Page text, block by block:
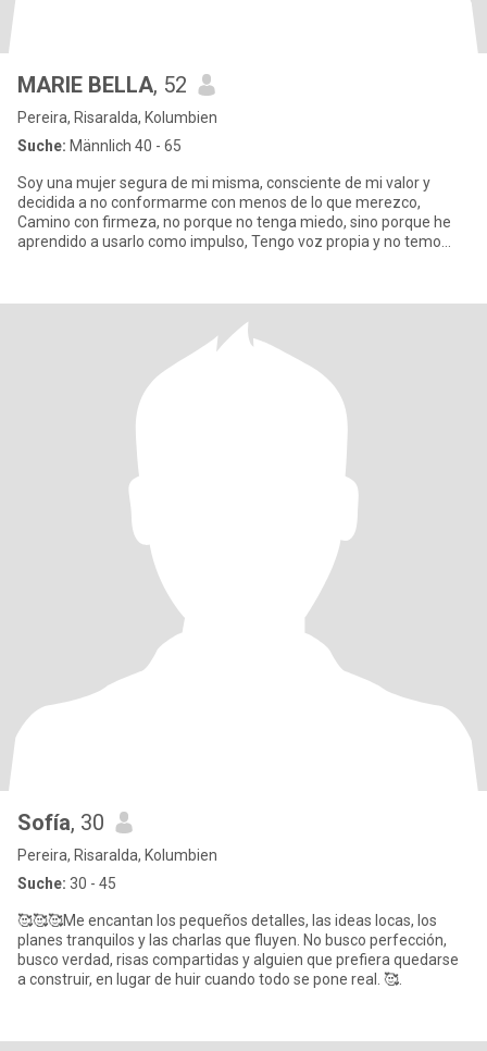
MARIE BELLA, 52
Pereira, Risaralda, Kolumbien
Suche: Männlich 40 - 65
Soy una mujer segura de mi misma, consciente de mi valor y
decidida a no conformarme con menos de lo que merezco,
Camino con firmeza, no porque no tenga miedo, sino porque he
aprendido a usarlo como impulso, Tengo voz propia y no temo
Sofía, 30
Pereira, Risaralda, Kolumbien
Suche: 30 - 45
🥰🥰🥰Me encantan los pequeños detalles, las ideas locas, los
planes tranquilos y las charlas que fluyen. No busco perfección,
busco verdad, risas compartidas y alguien que prefiera quedarse
a construir, en lugar de huir cuando todo se pone real. 🥰.